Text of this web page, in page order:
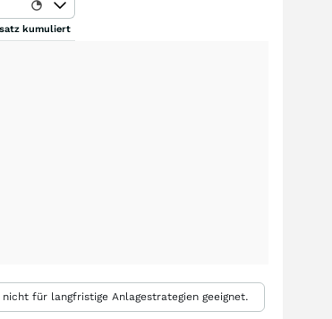
kumuliert
für langfristige Anlagestrategien geeignet.